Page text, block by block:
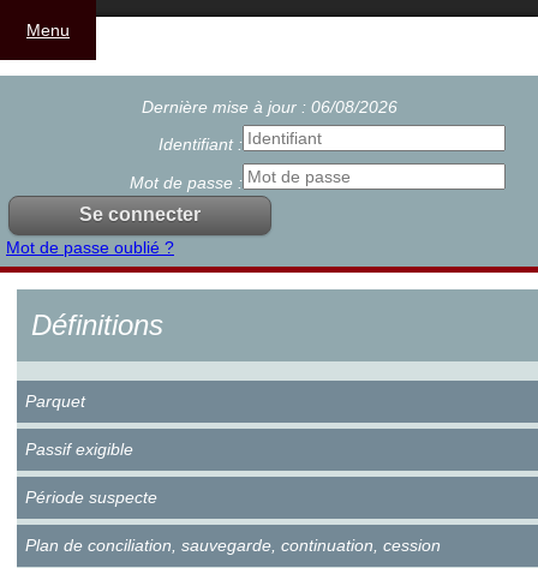
Dernière mise à jour : 06/08/2026
Identifiant :
Mot de passe :
Mot de passe oublié ?
Menu
Définitions
Parquet
Passif exigible
Période suspecte
Plan de conciliation, sauvegarde, continuation, cession